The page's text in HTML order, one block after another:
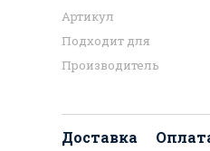
Артикул
Подходит для
Производитель
Доставка